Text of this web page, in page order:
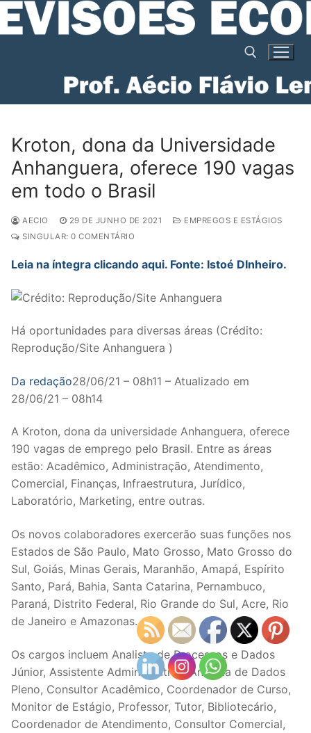
Pular
para
Kroton, dona da Universidade
Anhanguera, oferece 190 vagas
em todo o Brasil
AECIO 29 DE JUNHO DE 2021
EMPREGOS E ESTÁGIOS
SINGULAR: 0 COMENTÁRIO
Leia na íntegra clicando aqui. Fonte: Istoé DInheiro.
Há oportunidades para diversas áreas (Crédito:
Reprodução/Site Anhanguera )
Da redação28/06/21 – 08h11 – Atualizado em
28/06/21 – 08h14
A Kroton, dona da universidade Anhanguera, oferece
190 vagas de emprego pelo Brasil. Entre as áreas
estão: Acadêmico, Administração, Atendimento,
Comercial, Finanças, Infraestrutura, Jurídico,
Laboratório, Marketing, entre outras.
Os novos colaboradores exercerão suas funções nos
Estados de São Paulo, Mato Grosso, Mato Grosso do
Sul, Goiás, Minas Gerais, Maranhão, Amapá, Espírito
Santo, Pará, Bahia, Santa Catarina, Pernambuco,
Paraná, Distrito Federal, Rio Grande do Sul, Acre, Rio
de Janeiro e Amazonas.
Os cargos incluem Analista de Processos e Dados
Júnior, Assistente Administrativo, Analista de Dados
Pleno, Consultor Acadêmico, Coordenador de Curso,
Monitor de Estágio, Professor, Tutor, Bibliotecário,
Coordenador de Atendimento, Consultor Comercial,